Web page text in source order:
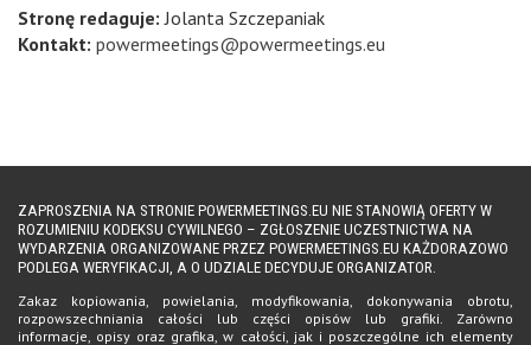
Stronę redaguje: Jolanta Szczepaniak
Kontakt: powermeetings@powermeetings.eu
ZAPROSZENIA NA STRONIE POWERMEETINGS.EU NIE STANOWIĄ OFERTY W
ROZUMIENIU KODEKSU CYWILNEGO – ZGŁOSZENIE UCZESTNICTWA NA
WYDARZENIA ORGANIZOWANE PRZEZ POWERMEETINGS.EU KAŻDORAZOWO
PODLEGA WERYFIKACJI, A O UDZIALE DECYDUJE ORGANIZATOR.
Zakaz kopiowania, powielania, modyfikowania, dokonywania obrotu,
rozpowszechniania całości lub części opisów lub grafiki. Zarówno
informacje, opisy oraz grafika, w całości, jak i poszczególne ich elementy